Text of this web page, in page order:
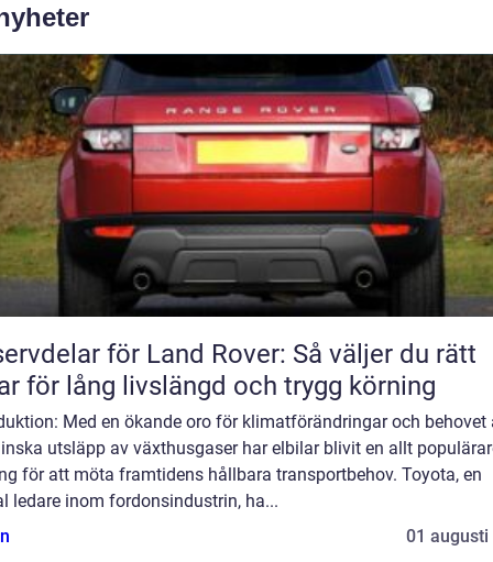
för Land Rover: Så väljer du rätt
för lång livslängd och trygg körning
Med en ökande oro för klimatförändringar och behovet
utsläpp av växthusgaser har elbilar blivit en allt
för att möta framtidens hållbara transportbehov. Toyota, en
ledare inom fordonsindustrin, ha...
01 augusti